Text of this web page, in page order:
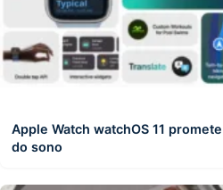
Apple Watch watchOS 11
do sono